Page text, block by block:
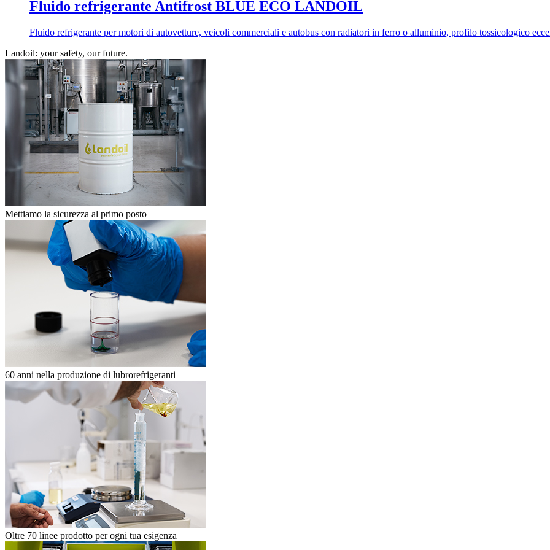
Fluido refrigerante Antifrost BLUE ECO LANDOIL
Fluido refrigerante per motori di autovetture, veicoli commerciali e autobus con radiatori in ferro o alluminio, profilo tossicologico
Landoil: your safety, our future.
Mettiamo la sicurezza al primo posto
60 anni nella produzione di lubrorefrigeranti
Oltre 70 linee prodotto per ogni tua esigenza